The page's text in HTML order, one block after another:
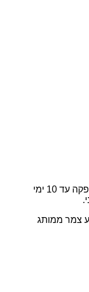
שימו לב! מינימום 10 יח' ממוצר להזמנה. אספקה עד 10 ימי
צמר ממותג